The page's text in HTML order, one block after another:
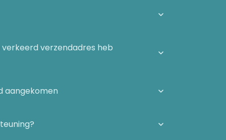
verzendadres heb
aangekomen